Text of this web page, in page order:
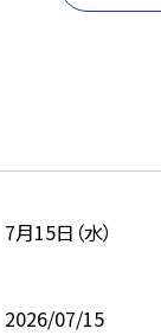
7月15日（水）
2026/07/15